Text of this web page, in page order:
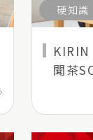
硬知識
KIRIN
聞茶